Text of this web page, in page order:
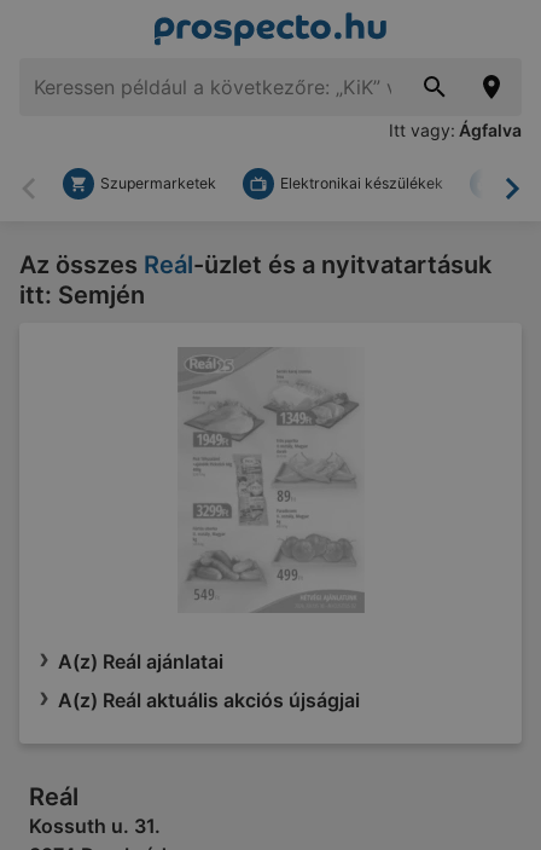
Itt vagy: Ágfalva
Vissza
Szupermarketek Elektronikai készülékek
Az összes Reál-üzlet és a nyitvatartásuk
itt: Semjén
A(z) Reál ajánlatai
A(z) Reál aktuális akciós újságjai
Reál
Kossuth u. 31.